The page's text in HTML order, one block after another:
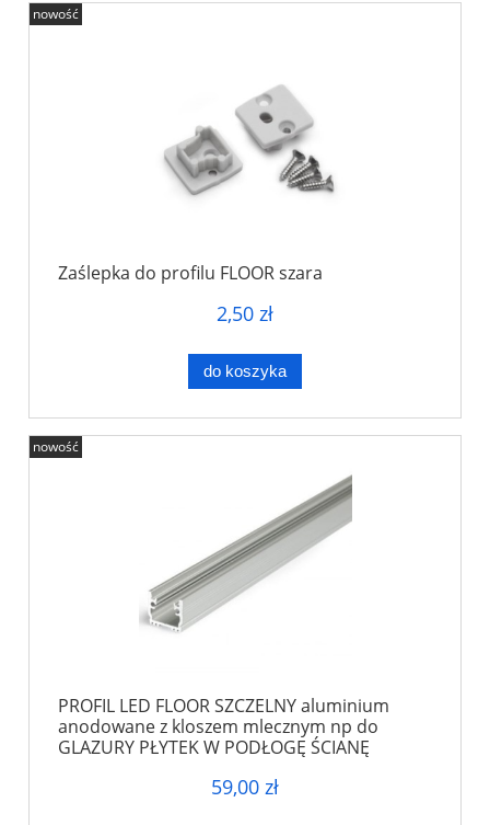
Zaślepka do profilu FLOOR szara
2,50 zł
do koszyka
nowość
PROFIL LED FLOOR SZCZELNY aluminium
anodowane z kloszem mlecznym np do
GLAZURY PŁYTEK W PODŁOGĘ ŚCIANĘ
59,00 zł
nowość